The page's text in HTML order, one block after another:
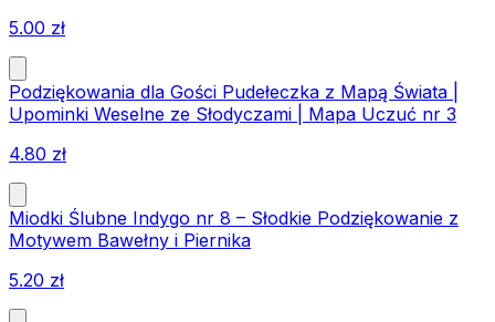
5.00 zł
Podziękowania dla Gości Pudełeczka z Mapą Świata |
Upominki Weselne ze Słodyczami | Mapa Uczuć nr 3
4.80 zł
Miodki Ślubne Indygo nr 8 – Słodkie Podziękowanie z
Motywem Bawełny i Piernika
5.20 zł